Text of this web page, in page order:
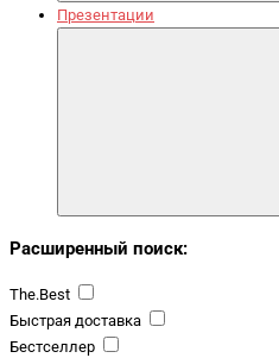
Презентации
Расширенный поиск:
The.Best
Быстрая доставка
Бестселлер